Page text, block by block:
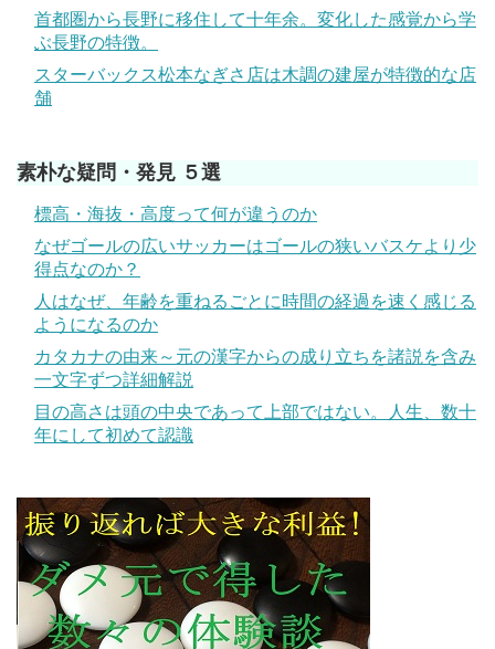
首都圏から長野に移住して十年余。変化した感覚から学
ぶ長野の特徴。
スターバックス松本なぎさ店は木調の建屋が特徴的な店
舗
素朴な疑問・発見 ５選
標高・海抜・高度って何が違うのか
なぜゴールの広いサッカーはゴールの狭いバスケより少
得点なのか？
人はなぜ、年齢を重ねるごとに時間の経過を速く感じる
ようになるのか
カタカナの由来～元の漢字からの成り立ちを諸説を含み
一文字ずつ詳細解説
目の高さは頭の中央であって上部ではない。人生、数十
年にして初めて認識